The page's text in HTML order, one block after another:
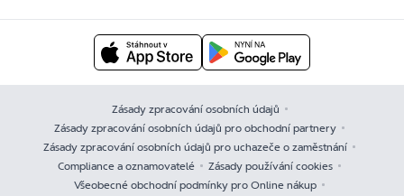
Zásady zpracování osobních údajů
Zásady zpracování osobních údajů pro obchodní partnery
Zásady zpracování osobních údajů pro uchazeče o zaměstnání
Compliance a oznamovatelé
Zásady používání cookies
Všeobecné obchodní podmínky pro Online nákup